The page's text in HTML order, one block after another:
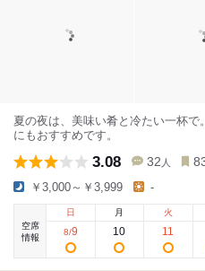
夏の夜は、美味い肴と冷たい一杯
にもおすすめです。
3.08 32 人
￥3,000～￥3,999 -
空席
情報
日
8/9
月
10
火
11